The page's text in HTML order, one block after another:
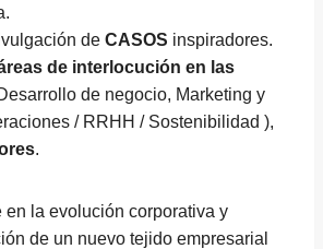
de CASOS inspiradores.
de interlocución en las
de negocio, Marketing y
/ RRHH / Sostenibilidad ),
.
en la evolución corporativa y
de un nuevo tejido empresarial